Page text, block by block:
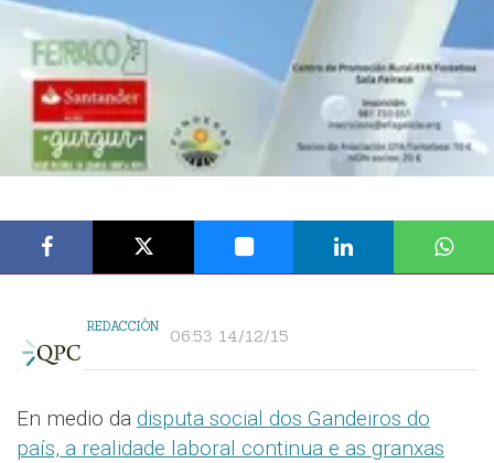
REDACCIÓN 06:53 14/12/15
En medio da disputa social dos Gandeiros do
país, a realidade laboral continua e as granxas